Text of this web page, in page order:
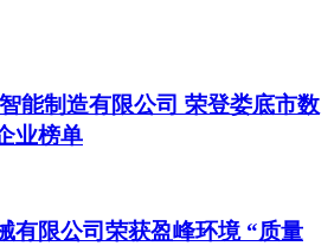
能制造有限公司 荣登娄底市数
业榜单
有限公司荣获盈峰环境 “质量